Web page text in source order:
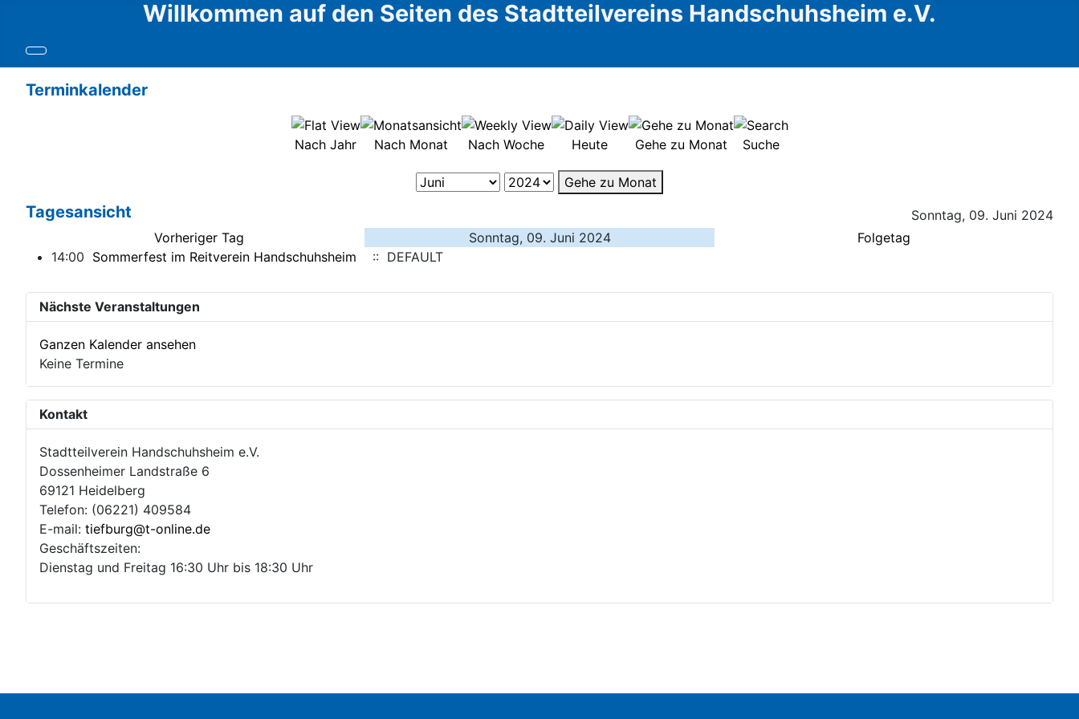
Willkommen auf den Seiten des Stadtteilvereins Handschuhsheim e.V.
Terminkalender
Nach Jahr Nach Monat Nach Woche Heute Gehe zu Monat Suche
Gehe zu Monat
Tagesansicht
Sonntag, 09. Juni 2024
Vorheriger Tag
Sonntag, 09. Juni 2024
Folgetag
14:00 Sommerfest im Reitverein Handschuhsheim :: DEFAULT
Nächste Veranstaltungen
Ganzen Kalender ansehen
Keine Termine
Kontakt
Stadtteilverein Handschuhsheim e.V.
Dossenheimer Landstraße 6
69121 Heidelberg
Telefon: (06221) 409584
E-mail: tiefburg@t-online.de
Geschäftszeiten:
Dienstag und Freitag 16:30 Uhr bis 18:30 Uhr